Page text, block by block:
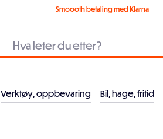
Smoooth betaling med Klarna
Verktøy, oppbevaring Bil, hage, fritid